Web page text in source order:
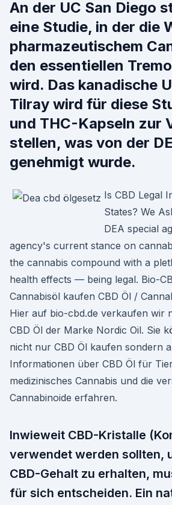
An der UC San Diego
eine Studie, in der die
pharmazeutischem
den essentiellen
wird. Das kanadische
Tilray wird für diese
und THC-Kapseln zur
stellen, was von der
genehmigt wurde.
Is CBD Legal
States? We
DEA special
agency's current stance on
the cannabis compound with a
health effects — being legal. Bio-
Cannabisöl kaufen CBD Öl /
Hier auf bio-cbd.de verkaufen wir
CBD Öl der Marke Nordic Oil. Sie
nicht nur CBD Öl kaufen sondern
Informationen über CBD Öl für
medizinisches Cannabis und die
Cannabinoide erfahren.
Inwieweit CBD-Kristalle
verwendet werden sollten,
CBD-Gehalt zu erhalten,
für sich entscheiden. Ein